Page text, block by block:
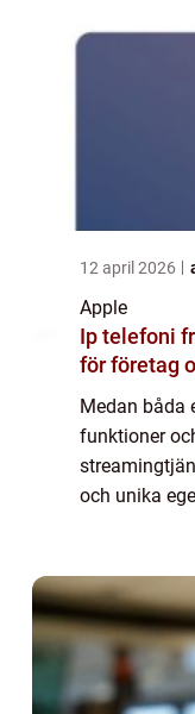
12 april 2026
Apple
Ip telefoni framtidens smarta telefoni
för företag
Medan båda
funktioner
och unika
Chromecast,...